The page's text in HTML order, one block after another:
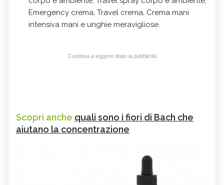
Emergency crema, Travel crema, Crema mani
intensiva mani e unghie meravigliose.
Continua a leggere dopo la pubblicità
Scopri anche quali sono i fiori di Bach che
aiutano la concentrazione